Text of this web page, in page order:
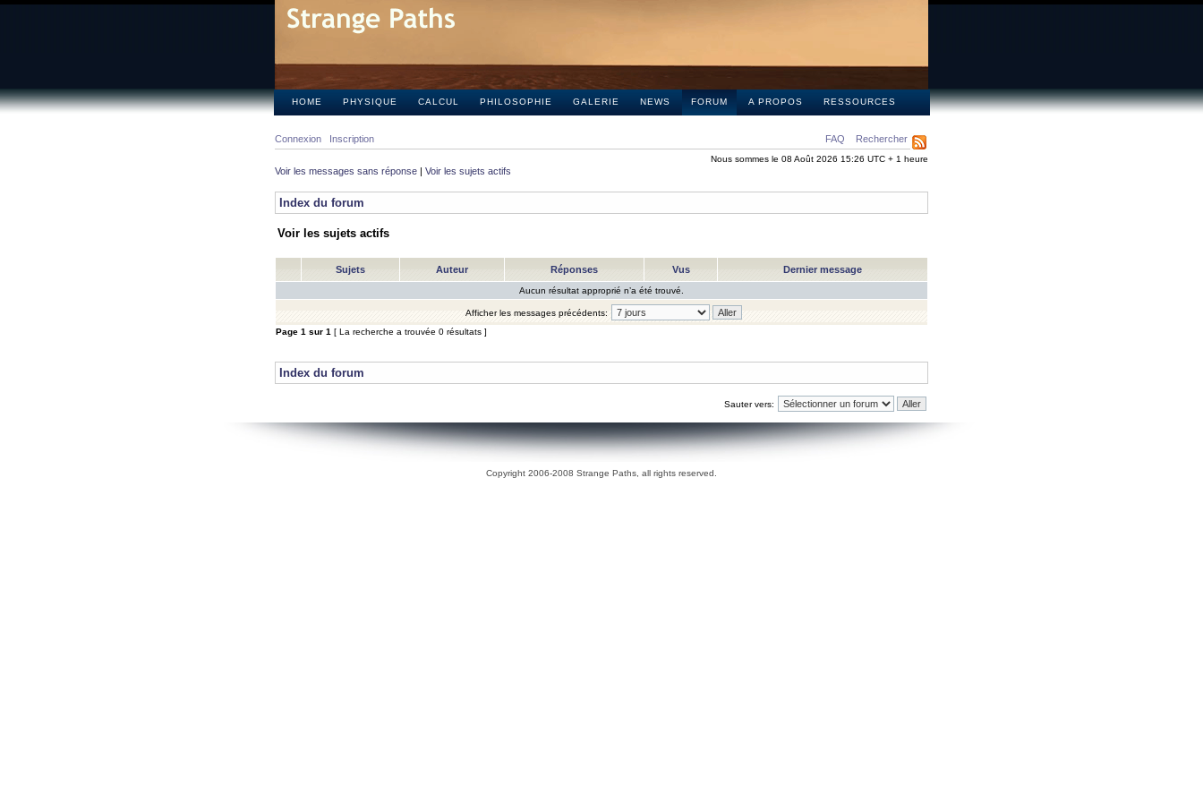
HOME PHYSIQUE CALCUL PHILOSOPHIE GALERIE NEWS FORUM A PROPOS RESSOURCES
FAQ Rechercher
Connexion Inscription
Nous sommes le 08 Août 2026 15:26 UTC + 1 heure
Voir les messages sans réponse | Voir les sujets actifs
Index du forum
Voir les sujets actifs
Sujets Auteur Réponses Vus Dernier message
Aucun résultat approprié n’a été trouvé.
Afficher les messages précédents:
Page 1 sur 1 [ La recherche a trouvée 0 résultats ]
Index du forum
Sauter vers:
Copyright 2006-2008 Strange Paths, all rights reserved.